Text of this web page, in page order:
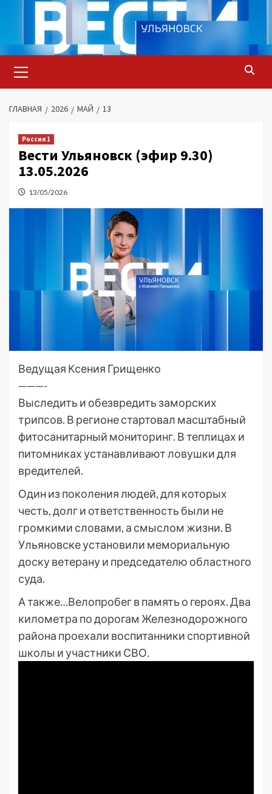
содержимому
меню
ГЛАВНАЯ 2026 МАЙ 13
Россия 1
Вести Ульяновск (эфир 9.30)
13.05.2026
13/05/2026
Ведущая Ксения Грищенко
———-
Выследить и обезвредить заморских
трипсов. В регионе стартовал масштабный
фитосанитарный мониторинг. В теплицах и
питомниках устанавливают ловушки для
вредителей.
Один из поколения людей, для которых
честь, долг и ответственность были не
громкими словами, а смыслом жизни. В
Ульяновске установили мемориальную
доску ветерану и председателю областного
суда.
А также…Велопробег в память о героях. Два
километра по дорогам Железнодорожного
района проехали воспитанники спортивной
школы и участники СВО.